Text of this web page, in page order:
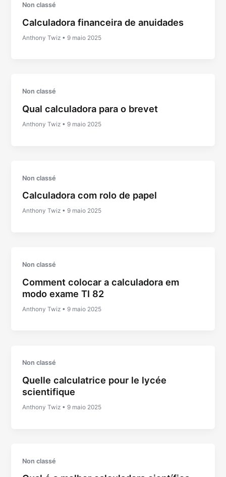
Non classé
Calculadora financeira de anuidades
Anthony Twiz •9 maio 2025
Non classé
Qual calculadora para o brevet
Anthony Twiz •9 maio 2025
Non classé
Calculadora com rolo de papel
Anthony Twiz •9 maio 2025
Non classé
Comment colocar a calculadora em
modo exame TI 82
Anthony Twiz •9 maio 2025
Non classé
Quelle calculatrice pour le lycée
scientifique
Anthony Twiz •9 maio 2025
Non classé